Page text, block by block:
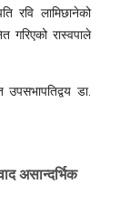
रवि लामिछानेको
गरिएको रास्वपाले
उपसभापतिद्वय डा.
असान्दर्भिक